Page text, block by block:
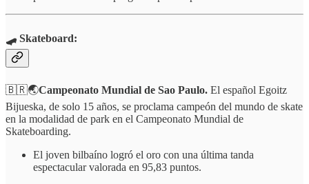
🛹 Skateboard:
🇧🇷🌏Campeonato Mundial de Sao Paulo. El español Egoitz
Bijueska, de solo 15 años, se proclama campeón del mundo de skate
en la modalidad de park en el Campeonato Mundial de
Skateboarding.
El joven bilbaíno logró el oro con una última tanda
espectacular valorada en 95,83 puntos.